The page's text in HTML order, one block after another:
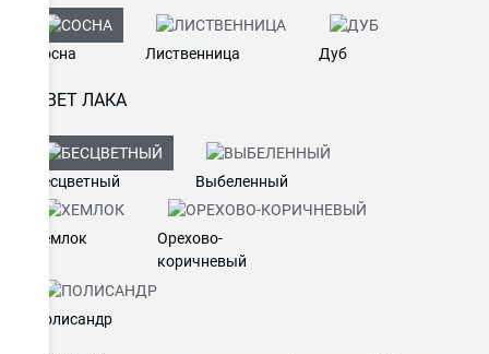
Сосна Лиственница Дуб
ЦВЕТ ЛАКА
Бесцветный Выбеленный
Хемлок
Орехово-
коричневый
Полисандр